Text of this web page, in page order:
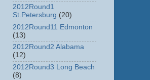
2012Round1
St.Petersburg (20)
2012Round11 Edmonton
(13)
2012Round2 Alabama
(12)
2012Round3 Long Beach
(8)